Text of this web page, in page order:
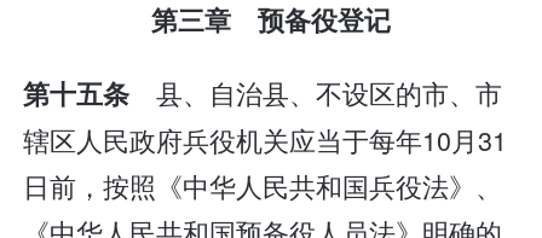
第三章 预备役登记
第十五条县、自治县、不设区的市、市
辖区人民政府兵役机关应当于每年10月31
日前，按照《中华人民共和国兵役法》、